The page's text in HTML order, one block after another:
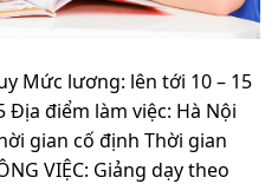
Mức lương: lên tới 10 – 15
điểm làm việc: Hà Nội
gian cố định Thời gian
VIỆC: Giảng dạy theo